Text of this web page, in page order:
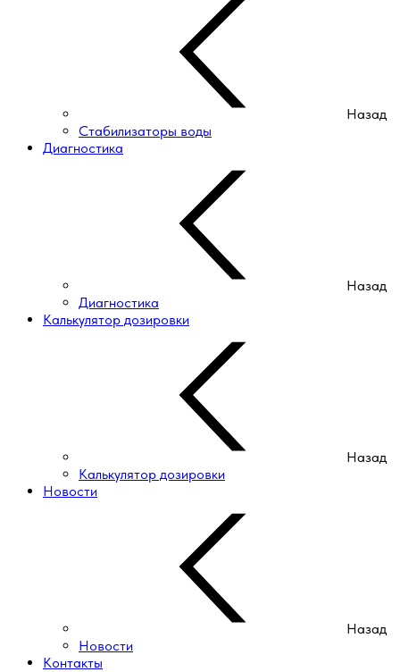
Назад
Стабилизаторы воды
Диагностика
Назад
Диагностика
Калькулятор дозировки
Назад
Калькулятор дозировки
Новости
Назад
Новости
Контакты